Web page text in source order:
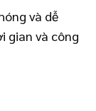
và dễ
gian và công